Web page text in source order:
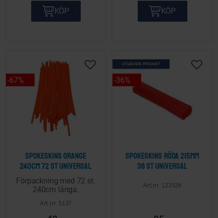
KÖP KÖP
Spokeskins orange
240cm 72 st Universal
Förpackning med 72 st.
240cm långa.
5137
67%
Lägg till i önskelista
Spokeskins röda 215mm
36 st Universal
123526
36%
UTGÅENDE PRODUKT
Lägg